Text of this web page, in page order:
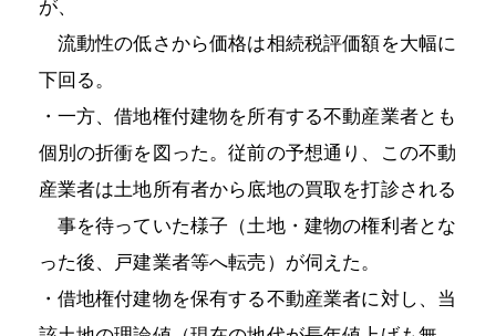
が、
流動性の低さから価格は相続税評価額を大幅に
下回る。
・一方、借地権付建物を所有する不動産業者とも
個別の折衝を図った。従前の予想通り、この不動
産業者は土地所有者から底地の買取を打診される
事を待っていた様子（土地・建物の権利者とな
った後、戸建業者等へ転売）が伺えた。
・借地権付建物を保有する不動産業者に対し、当